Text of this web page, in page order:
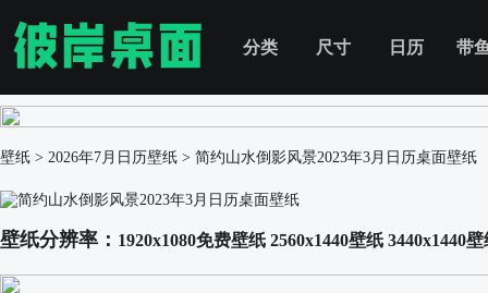
分类 尺寸 日历 带
壁纸 > 2026年7月日历壁纸 > 简约山水倒影风景2023年3月日历桌面壁纸
壁纸分辨率： 1920x1080免费壁纸 2560x1440壁纸 3440x1440壁